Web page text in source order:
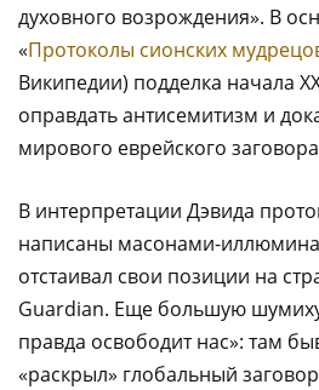
духовного возрождения». В
«Протоколы сионских
Википедии) подделка начала
оправдать антисемитизм и
мирового еврейского
В интерпретации Дэвида
написаны масонами-
отстаивал свои позиции на
Guardian. Еще большую
правда освободит нас»: там
«раскрыл» глобальный